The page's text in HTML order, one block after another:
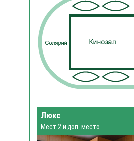
Люкс
Мест 2 и доп. место